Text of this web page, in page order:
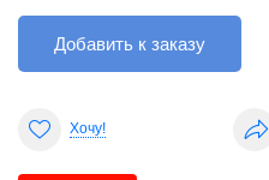
Добавить к заказу
Хочу!